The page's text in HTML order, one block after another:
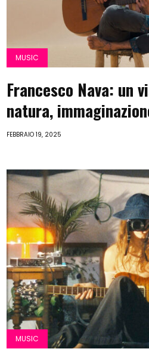
MUSIC
Francesco Nava: un
natura,
FEBBRAIO 19, 2025
MUSIC